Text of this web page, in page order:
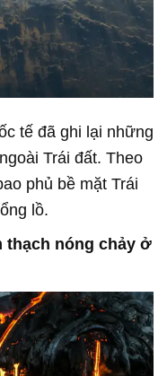
tế đã ghi lại những
Trái đất. Theo
phủ bề mặt Trái
lồ.
thạch nóng chảy ở